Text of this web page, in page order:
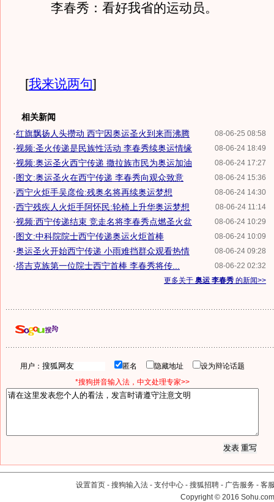
李春秀：看好我省的运动员。
[我来说两句]
相关新闻
08-06-25 08:58
·红旗飘扬人头攒动 西宁因奥运圣火到来而沸腾
08-06-24 18:49
·视频:圣火传递是民族性活动 李春秀续奥运情缘
08-06-24 17:27
·视频:奥运圣火西宁传递 撒拉族市民为奥运加油
08-06-24 15:36
·图文:奥运圣火在西宁传递 李春秀向观众致意
08-06-24 14:30
·西宁火炬手吴彦俭:残奥名将再续奥运梦想
08-06-24 11:14
·西宁残疾人火炬手阿怀民:轮椅上升华奥运梦想
08-06-24 10:29
·视频:西宁传递结束 竞走名将李春秀点燃圣火盆
08-06-24 10:09
·图文:中科院院士西宁传递奥运火炬首棒
08-06-24 09:28
·奥运圣火开始西宁传递 小雨难挡群众观看热情
08-06-22 02:32
·塔吉克族第一位院士西宁首棒 李春秀将传...
更多关于 奥运 李春秀 的新闻>>
用户： 匿名 隐藏地址
设为辩论话题
*搜狗拼音输入法，中文处理专家>>
设置首页 - 搜狗输入法 - 支付中心 - 搜狐招聘 - 广告服务 - 客
Copyright©2016